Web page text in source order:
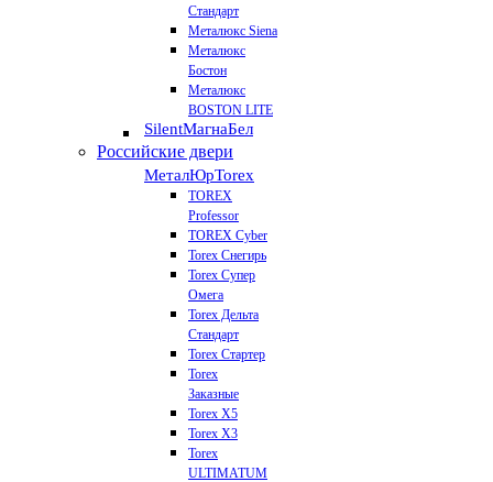
Стандарт
Металюкс Siena
Металюкс
Бостон
Металюкс
BOSTON LITE
SilentМагнаБел
Российские двери
МеталЮрTorex
TOREX
Professor
TOREX Cyber
Torex Снегирь
Torex Супер
Омега
Torex Дельта
Стандарт
Torex Стартер
Torex
Заказные
Torex Х5
Torex Х3
Torex
ULTIMATUM